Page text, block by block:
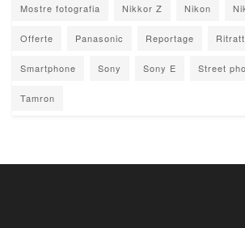
Mostre fotografia Nikkor Z Nikon
Offerte Panasonic Reportage
Smartphone Sony Sony E Street
Tamron